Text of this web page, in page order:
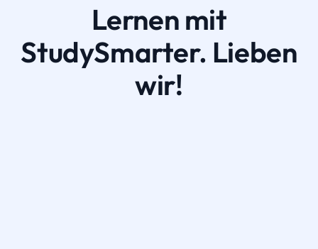
Lernen mit
StudySmarter. Lieben
wir!